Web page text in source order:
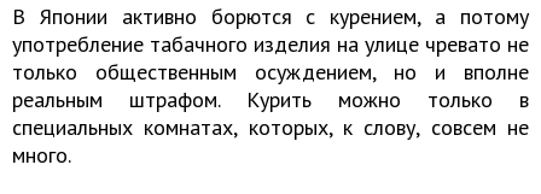
В Японии активно борются с курением, а потому
употребление табачного изделия на улице чревато не
только общественным осуждением, но и вполне
реальным штрафом. Курить можно только в
специальных комнатах, которых, к слову, совсем не
много.